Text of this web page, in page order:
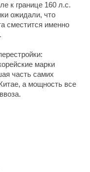
к границе 160 л.с.
ожидали, что
сместится именно
марки
часть самих
а мощность все